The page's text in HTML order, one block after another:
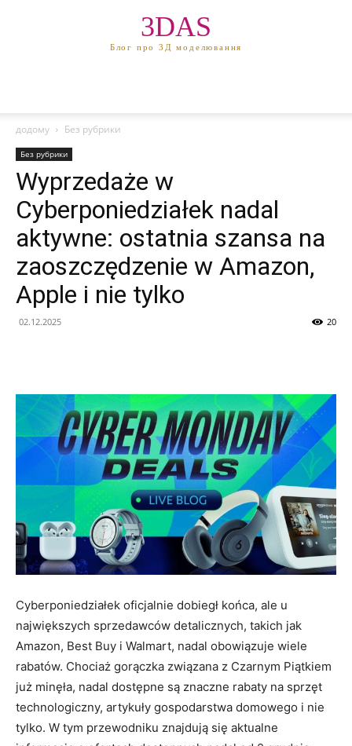
3DAS
Блог про 3Д моделювання
додому Без рубрики
Без рубрики
Wyprzedaże w
Cyberponiedziałek nadal
aktywne: ostatnia szansa na
zaoszczędzenie w Amazon,
Apple i nie tylko
02.12.2025 20
Cyberponiedziałek oficjalnie dobiegł końca, ale u
największych sprzedawców detalicznych, takich jak
Amazon, Best Buy i Walmart, nadal obowiązuje wiele
rabatów. Chociaż gorączka związana z Czarnym Piątkiem
już minęła, nadal dostępne są znaczne rabaty na sprzęt
technologiczny, artykuły gospodarstwa domowego i nie
tylko. W tym przewodniku znajdują się aktualne